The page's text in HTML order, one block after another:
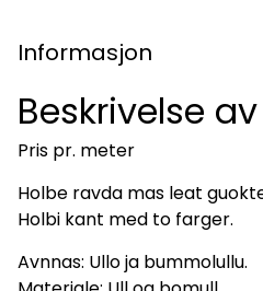
Informasjon
Beskrivelse
Pris pr. meter
Holbe ravda mas leat
Holbi kant med to farger.
Avnnas: Ullo ja bummolullu.